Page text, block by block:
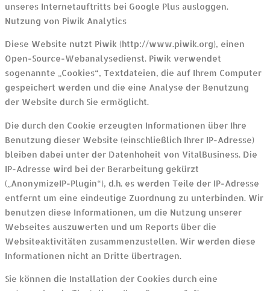
unseres Internetauftritts bei Google Plus ausloggen.
Nutzung von Piwik Analytics
Diese Website nutzt Piwik (http://www.piwik.org), einen
Open-Source-Webanalysedienst. Piwik verwendet
sogenannte „Cookies“, Textdateien, die auf Ihrem Computer
gespeichert werden und die eine Analyse der Benutzung
der Website durch Sie ermöglicht.
Die durch den Cookie erzeugten Informationen über Ihre
Benutzung dieser Website (einschließlich Ihrer IP-Adresse)
bleiben dabei unter der Datenhoheit von VitalBusiness. Die
IP-Adresse wird bei der Berarbeitung gekürzt
(„AnonymizeIP-Plugin“), d.h. es werden Teile der IP-Adresse
entfernt um eine eindeutige Zuordnung zu unterbinden. Wir
benutzen diese Informationen, um die Nutzung unserer
Webseites auszuwerten und um Reports über die
Websiteaktivitäten zusammenzustellen. Wir werden diese
Informationen nicht an Dritte übertragen.
Sie können die Installation der Cookies durch eine